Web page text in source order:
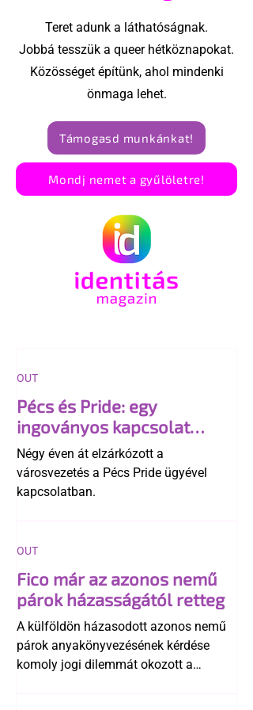
interjút
Teret adunk a láthatóságnak.
Jobbá tesszük a queer hétköznapokat.
Közösséget építünk, ahol mindenki
önmaga lehet.
Támogasd munkánkat!
Mondj nemet a gyűlöletre!
Pécs és Pride: egy
ingoványos kapcsolat
története
Négy éven át elzárkózott a
városvezetés a Pécs Pride ügyével
kapcsolatban.
OUT
Fico már az azonos nemű
párok házasságától retteg
A külföldön házasodott azonos nemű
párok anyakönyvezésének kérdése
komoly jogi dilemmát okozott a
OUT